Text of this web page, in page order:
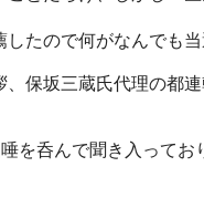
たので何がなんでも
保坂三蔵氏代理の都
呑んで聞き入ってお